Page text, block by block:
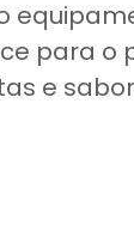
para o
e